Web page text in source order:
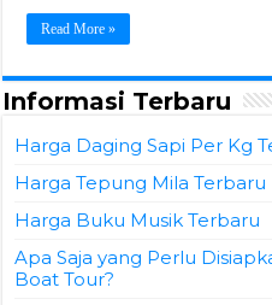
Read More »
Informasi Terbaru
Harga Daging Sapi Per Kg
Harga Tepung Mila Terbaru
Harga Buku Musik Terbaru
Apa Saja yang Perlu
Boat Tour?